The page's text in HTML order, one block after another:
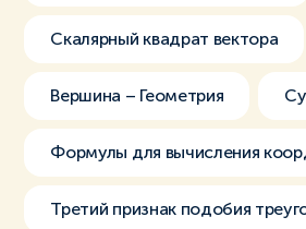
Скалярный квадрат вектора
Вершина – Геометрия
Формулы для вычисления
Третий признак подобия